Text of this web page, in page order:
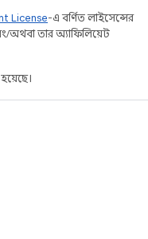
License-এ বর্ণিত লাইসেন্সের
অথবা তার অ্যাফিলিয়েট